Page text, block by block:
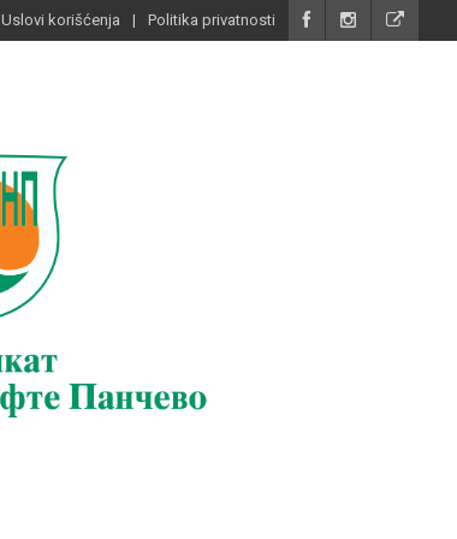
Uslovi korišćenja Politika privatnosti